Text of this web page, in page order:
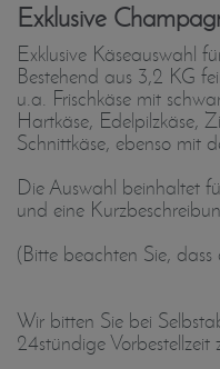
Exklusive
Exklusive Käseauswahl
Bestehend aus 3,2 KG
u.a. Frischkäse mit
Hartkäse, Edelpilzkäse,
Schnittkäse, ebenso mit
Die Auswahl beinhaltet
und eine
(Bitte beachten Sie,
Wir bitten Sie bei
24stündige Vorbestellzeit